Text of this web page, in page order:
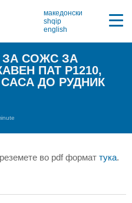
македонски
shqip
english
ЗА СОЖС ЗА
ПАТ Р1210,
ДО РУДНИК
во pdf формат тука.